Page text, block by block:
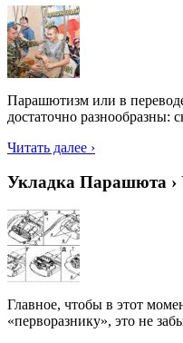
Парашютизм или в
достаточно разнообразны:
Читать далее ›
Укладка Парашюта
Главное, чтобы в этот
«перворазнику», это не